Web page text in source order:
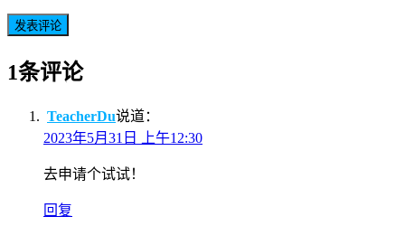
1条评论
TeacherDu说道：
2023年5月31日 上午12:30
去申请个试试！
回复